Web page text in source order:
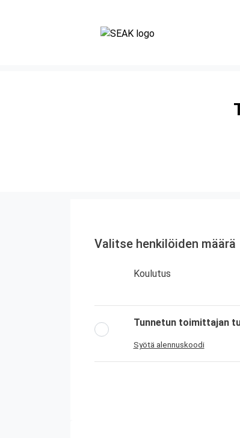
Valitse henkilöiden määrä
Koulutus
Tunnetun toimittajan
Syötä alennuskoodi